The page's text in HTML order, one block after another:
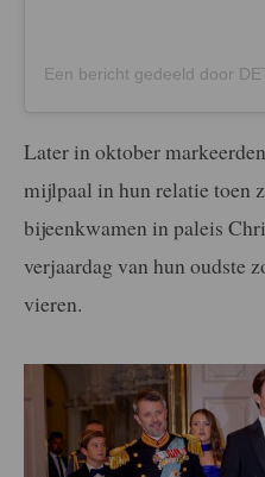
Een bericht gedeeld door
Later in oktober
mijlpaal in hun relatie toen
bijeenkwamen in paleis
verjaardag van hun oudste
vieren.